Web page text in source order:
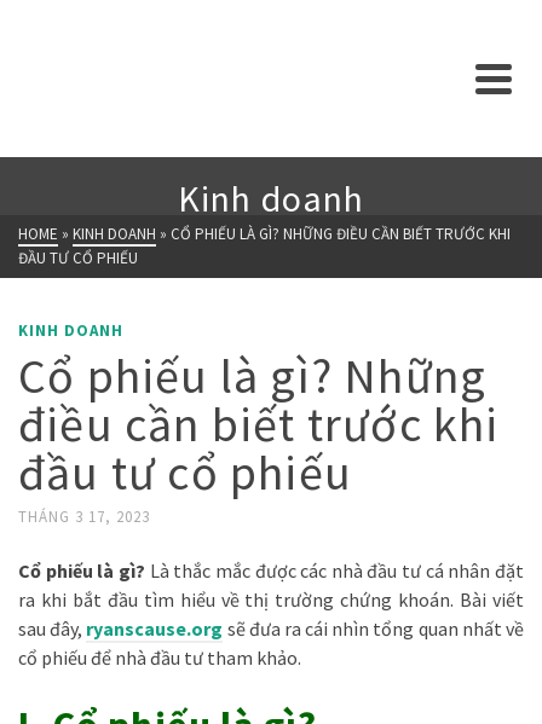
Kinh doanh
HOME » KINH DOANH » CỔ PHIẾU LÀ GÌ? NHỮNG ĐIỀU CẦN BIẾT TRƯỚC KHI
ĐẦU TƯ CỔ PHIẾU
KINH DOANH
Cổ phiếu là gì? Những
điều cần biết trước khi
đầu tư cổ phiếu
THÁNG 3 17, 2023
Cổ phiếu là gì? Là thắc mắc được các nhà đầu tư cá nhân đặt
ra khi bắt đầu tìm hiểu về thị trường chứng khoán. Bài viết
sau đây, ryanscause.org sẽ đưa ra cái nhìn tổng quan nhất về
cổ phiếu để nhà đầu tư tham khảo.